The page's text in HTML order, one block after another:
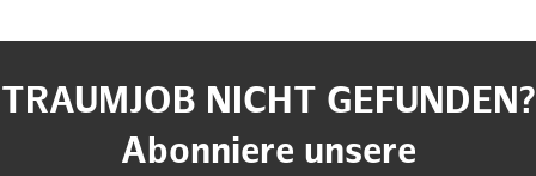
TRAUMJOB NICHT GEFUNDEN?
Abonniere unsere